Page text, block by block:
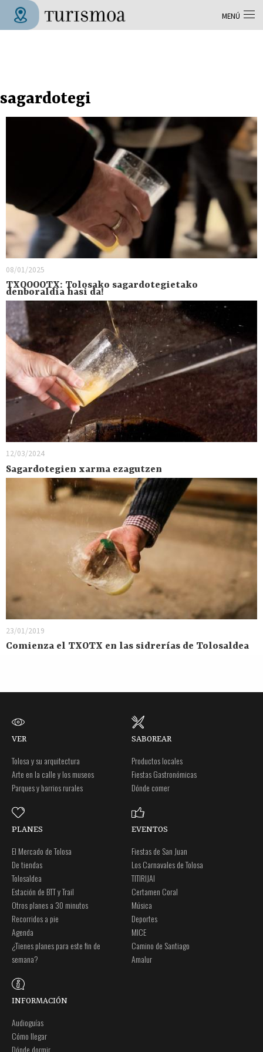
Pasar al contenido principal
sagardotegi
08/01/2025
TXOOOOTX: Tolosako sagardotegietako
denboraldia hasi da!
12/03/2024
Sagardotegien xarma ezagutzen
23/01/2019
Comienza el TXOTX en las sidrerías de Tolosaldea
VER
Tolosa y su arquitectura
Arte en la calle y los museos
Parques y barrios rurales
SABOREAR
Productos locales
Fiestas Gastronómicas
Dónde comer
PLANES
El Mercado de Tolosa
De tiendas
Tolosaldea
Estación de BTT y Trail
Otros planes a 30 minutos
Recorridos a pie
Agenda
¿Tienes planes para este fin de
semana?
EVENTOS
Fiestas de San Juan
Los Carnavales de Tolosa
TITIRIJAI
Certamen Coral
Música
Deportes
MICE
Camino de Santiago
Amalur
INFORMACIÓN
Audioguías
Cómo llegar
Dónde dormir
MENÚ